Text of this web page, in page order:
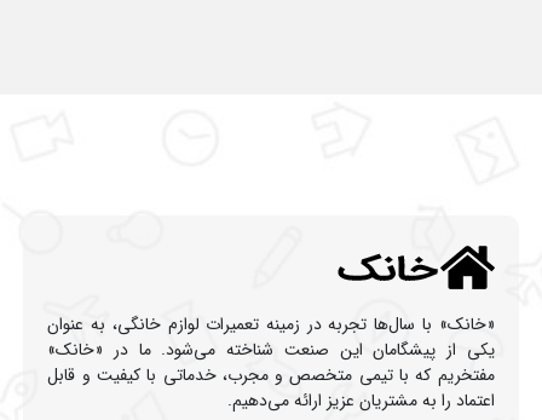
«خانک» با سال‌ها تجربه در زمینه تعمیرات لوازم خانگی، به عنوان
یکی از پیشگامان این صنعت شناخته می‌شود. ما در «خانک»
مفتخریم که با تیمی متخصص و مجرب، خدماتی با کیفیت و قابل
اعتماد را به مشتریان عزیز ارائه می‌دهیم.